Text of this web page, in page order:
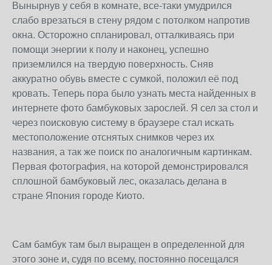
Вынырнув у себя в комнате, все-таки умудрился
слабо врезаться в стену рядом с потолком напротив
окна. Осторожно спланировал, отталкиваясь при
помощи энергии к полу и наконец, успешно
приземлился на твердую поверхность. Сняв
аккуратно обувь вместе с сумкой, положил её под
кровать. Теперь пора было узнать места найденных в
интернете фото бамбуковых зарослей. Я сел за стол и
через поисковую систему в браузере стал искать
местоположение отснятых снимков через их
названия, а так же поиск по аналогичным картинкам.
Первая фотография, на которой демонстрировался
сплошной бамбуковый лес, оказалась делана в
стране Япония городе Киото.
Сам бамбук там был выращен в определенной для
этого зоне и, судя по всему, постоянно посещался